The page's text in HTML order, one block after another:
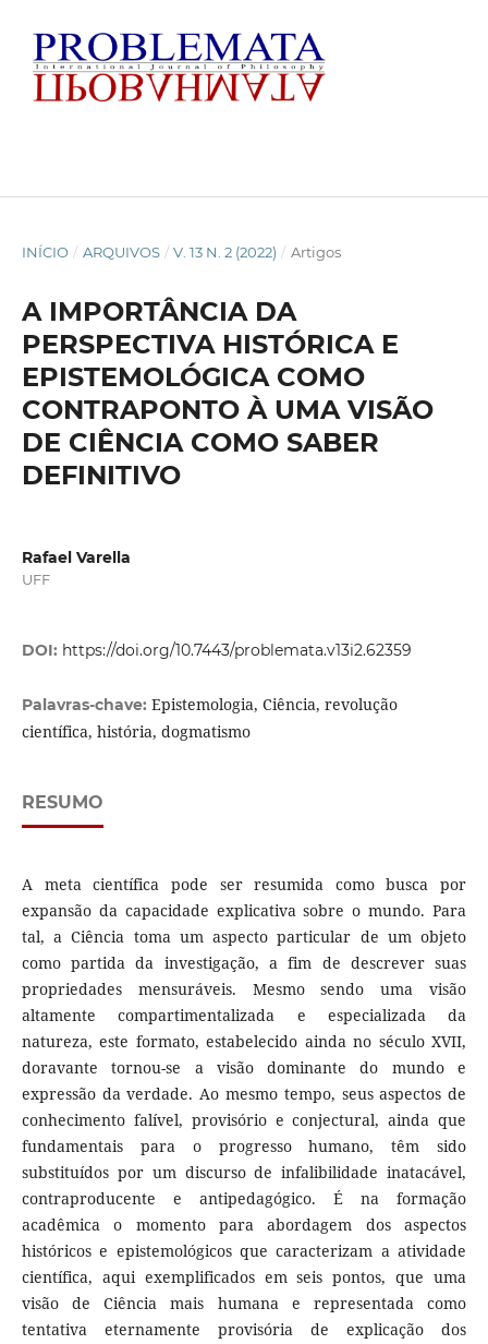
INÍCIO / ARQUIVOS / V. 13 N. 2 (2022) / Artigos
A IMPORTÂNCIA DA
PERSPECTIVA HISTÓRICA E
EPISTEMOLÓGICA COMO
CONTRAPONTO À UMA VISÃO
DE CIÊNCIA COMO SABER
DEFINITIVO
Rafael Varella
UFF
DOI: https://doi.org/10.7443/problemata.v13i2.62359
Palavras-chave: Epistemologia, Ciência, revolução
científica, história, dogmatismo
RESUMO
A meta científica pode ser resumida como busca por
expansão da capacidade explicativa sobre o mundo. Para
tal, a Ciência toma um aspecto particular de um objeto
como partida da investigação, a fim de descrever suas
propriedades mensuráveis. Mesmo sendo uma visão
altamente compartimentalizada e especializada da
natureza, este formato, estabelecido ainda no século XVII,
doravante tornou-se a visão dominante do mundo e
expressão da verdade. Ao mesmo tempo, seus aspectos de
conhecimento falível, provisório e conjectural, ainda que
fundamentais para o progresso humano, têm sido
substituídos por um discurso de infalibilidade inatacável,
contraproducente e antipedagógico. É na formação
acadêmica o momento para abordagem dos aspectos
históricos e epistemológicos que caracterizam a atividade
científica, aqui exemplificados em seis pontos, que uma
visão de Ciência mais humana e representada como
tentativa eternamente provisória de explicação dos